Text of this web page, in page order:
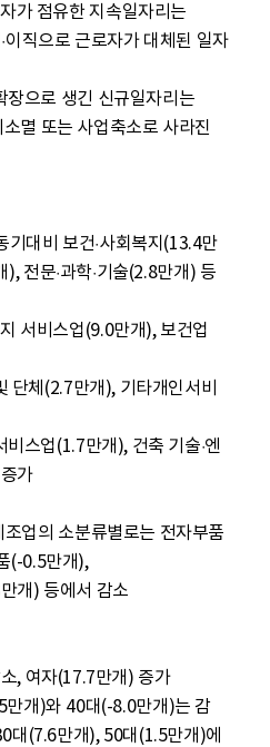
가 점유한 지속일자리는
직으로 근로자가 대체된 일자
장으로 생긴 신규일자리는
멸 또는 사업축소로 사라진
대비 보건·사회복지(13.4만
), 전문·과학·기술(2.8만개) 등
서비스업(9.0만개), 보건업
단체(2.7만개), 기타개인서비
비스업(1.7만개), 건축 기술·엔
가
업의 소분류별로는 전자부품
(-0.5만개),
, 여자(17.7만개) 증가
개)와 40대(-8.0만개)는 감
대(7.6만개), 50대(1.5만개)에